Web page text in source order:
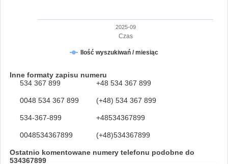
Czas
Ilość wyszukiwań / miesiąc
2025-09
Inne formaty zapisu numeru
534 367 899
+48 534 367 899
0048 534 367 899 (+48) 534 367 899
534-367-899 +48534367899
0048534367899 (+48)534367899
Ostatnio komentowane numery telefonu podobne do
534367899